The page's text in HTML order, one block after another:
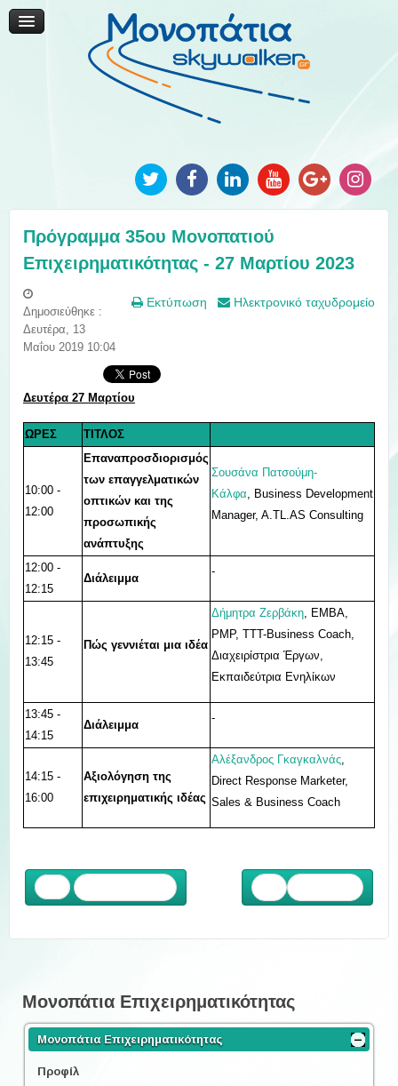
Μονοπάτια Καινοτομίας
Μονοπάτια Τοπικής Ανάπτυξης
Ανακοινώσεις
Φωτογραφίες
Πρόγραμμα 35ου Μονοπατιού
Επιχειρηματικότητας - 27 Μαρτίου 2023
Εκτύπωση Ηλεκτρονικό ταχυδρομείο
Δημοσιεύθηκε :
Δευτέρα, 13
Μαΐου 2019 10:04
Δευτέρα 27 Μαρτίου
ΩΡΕΣ ΤΙΤΛΟΣ
10:00 -
12:00
Επαναπροσδιορισμός
των επαγγελματικών
οπτικών και της
προσωπικής
ανάπτυξης
Σουσάνα Πατσούμη-
Κάλφα, Business Development
Manager, A.TL.AS Consulting
12:00 -
12:15
Διάλειμμα
-
12:15 -
13:45
Πώς γεννιέται μια ιδέα
Δήμητρα Ζερβάκη, EMBA,
PMP, TTT-Business Coach,
Διαχειρίστρια Έργων,
Εκπαιδεύτρια Ενηλίκων
13:45 -
14:15
Διάλειμμα
-
14:15 -
16:00
Αξιολόγηση της
επιχειρηματικής ιδέας
Αλέξανδρος Γκαγκαλνάς,
Direct Response Marketer,
Sales & Business Coach
Μονοπάτια Επιχειρηματικότητας
Μονοπάτια Επιχειρηματικότητας
Προφίλ